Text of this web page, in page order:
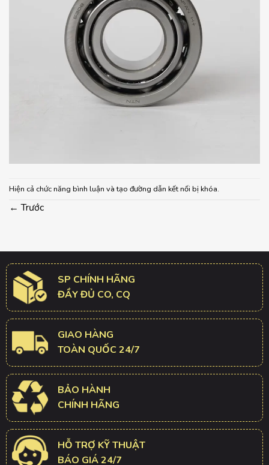
Hiện cả chức năng bình luận và tạo đường dẫn kết nối bị khóa.
← Trước
SP CHÍNH HÃNG
ĐẦY ĐỦ CO, CQ
GIAO HÀNG
TOÀN QUỐC 24/7
BẢO HÀNH
CHÍNH HÃNG
HỖ TRỢ KỸ THUẬT
BÁO GIÁ 24/7